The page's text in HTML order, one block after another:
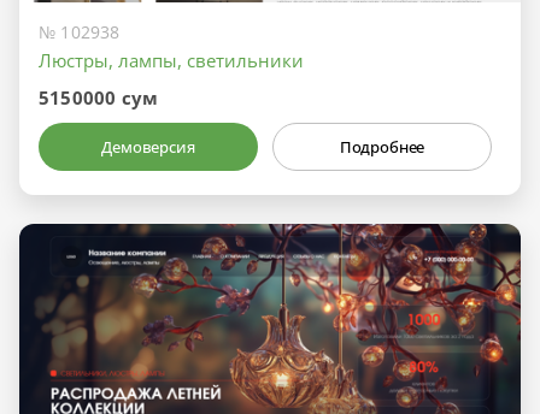
№ 102938
Люстры, лампы, светильники
5150000 сум
Демоверсия Подробнее